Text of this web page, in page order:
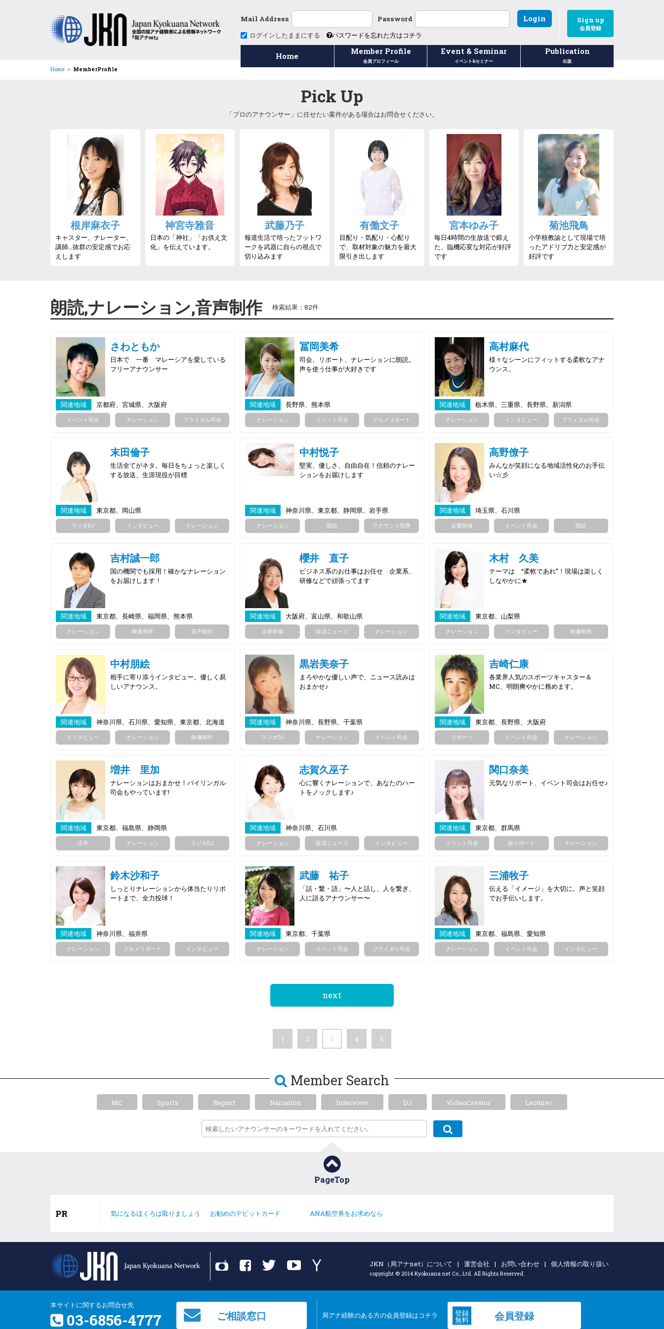
Mail Address Password Login Sign up
会員登録
ログインしたままにする パスワードを忘れた方はコチラ
Home
Member Profile
会員プロフィール
Event & Seminar
イベント&セミナー
Publication
出版
Home ＞ MemberProfile
Pick Up
「プロのアナウンサー」に任せたい案件がある場合はお問合せください。
根岸麻衣子
キャスター、ナレーター、
講師…抜群の安定感でお応
えします
神宮寺雅音
日本の「神社」「お供え文
化」を伝えています。
武藤乃子
報道生活で培ったフットワ
ークを武器に自らの視点で
切り込みます
有働文子
目配り・気配り・心配り
で、取材対象の魅力を最大
限引き出します
宮本ゆみ子
毎日4時間の生放送で鍛え
た、臨機応変な対応が好評
です
菊池飛鳥
小学校教諭として現場で培
ったアドリブ力と安定感が
好評です
朗読,ナレーション,音声制作 検索結果：82件
さわともか
日本で 一番 マレーシアを愛している
フリーアナウンサー
関連地域 京都府、宮城県、大阪府
イベント司会 ナレーション ブライダル司会
冨岡美希
司会、リポート、ナレーションに朗読。
声を使う仕事が大好きです
関連地域 長野県、熊本県
ナレーション イベント司会 グルメリポート
高村麻代
様々なシーンにフィットする柔軟なアナ
ウンス。
関連地域 栃木県、三重県、長野県、新潟県
ナレーション インタビュー ブライダル司会
末田倫子
生活全てがネタ。毎日をちょっと楽しく
する放送、生涯現役が目標
関連地域 東京都、岡山県
ラジオDJ インタビュー ナレーション
中村悦子
堅実、優しさ、自由自在！信頼のナレー
ションをお届けします
関連地域 神奈川県、東京都、静岡県、岩手県
ナレーション 朗読 アナウンス指導
高野僚子
みんなが笑顔になる地域活性化のお手伝
い☆彡
関連地域 埼玉県、石川県
企業研修 イベント司会 朗読
吉村誠一郎
国の機関でも採用！確かなナレーション
をお届けします！
関連地域 東京都、長崎県、福岡県、熊本県
ナレーション 映像制作 音声制作
櫻井 直子
ビジネス系のお仕事はお任せ 企業系、
研修などで頑張ってます
関連地域 大阪府、富山県、和歌山県
企業研修 経済ニュース ナレーション
木村 久美
テーマは “柔軟であれ”！現場は楽しく
しなやかに★
関連地域 東京都、山梨県
ナレーション インタビュー 映像制作
中村朋絵
相手に寄り添うインタビュー。優しく易
しいアナウンス。
関連地域 神奈川県、石川県、愛知県、東京都、北海道
インタビュー ナレーション 映像制作
黒岩美奈子
まろやかな優しい声で、ニュース読みは
おまかせ♪
関連地域 神奈川県、長野県、千葉県
ラジオDJ ナレーション イベント司会
吉崎仁康
各業界人気のスポーツキャスター＆
MC、明朗爽やかに務めます。
関連地域 東京都、長野県、大阪府
スポーツ イベント司会 ナレーション
増井 里加
ナレーションはおまかせ！バイリンガル
司会もやっています!
関連地域 東京都、福島県、静岡県
語学 ナレーション ラジオDJ
志賀久巫子
心に響くナレーションで、あなたのハー
トをノックします♪
関連地域 神奈川県、石川県
ナレーション 経済ニュース インタビュー
関口奈美
元気なリポート、イベント司会はお任せ♪
関連地域 東京都、群馬県
イベント司会 旅リポート ナレーション
鈴木沙和子
しっとりナレーションから体当たりリポ
ートまで、全力投球！
関連地域 神奈川県、福井県
ナレーション グルメリポート インタビュー
武藤 祐子
「話・繋・語」〜人と話し、人を繋ぎ、
人に語るアナウンサー〜
関連地域 東京都、千葉県
ナレーション イベント司会 ブライダル司会
三浦牧子
伝える「イメージ」を大切に。声と笑顔
でお手伝いします。
関連地域 東京都、福島県、愛知県
ナレーション イベント司会 インタビュー
next
1 2 3 4 5
本サイトに関するお問合せ先
03-6856-4777 ご相談窓口 局アナ経験のある方の会員登録はコチラ 登録
無料 会員登録
Member Search
MC Sports Report Narration Interview DJ VideoCreator Lecturer
PageTop
PR 気になるほくろは取りましょう お勧めのデビットカード ANA航空券をお求めなら
JKN（局アナnet）について | 運営会社 | お問い合わせ | 個人情報の取り扱い
copyright © 2014 Kyokuana net Co., Ltd. All Rights Reserved.